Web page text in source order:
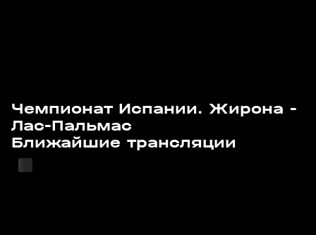
Чемпионат Испании. Жирона -
Лас-Пальмас
Ближайшие трансляции
15 авг, 20:25